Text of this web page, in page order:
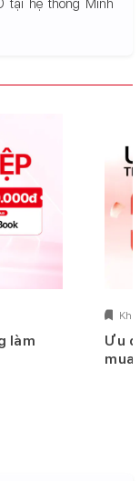
tại hệ thống Minh
làm
Ưu
mua